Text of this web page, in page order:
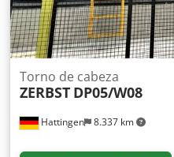
Hattingen 8.337 km
Torno de cabeza
ZERBST DP05/W08